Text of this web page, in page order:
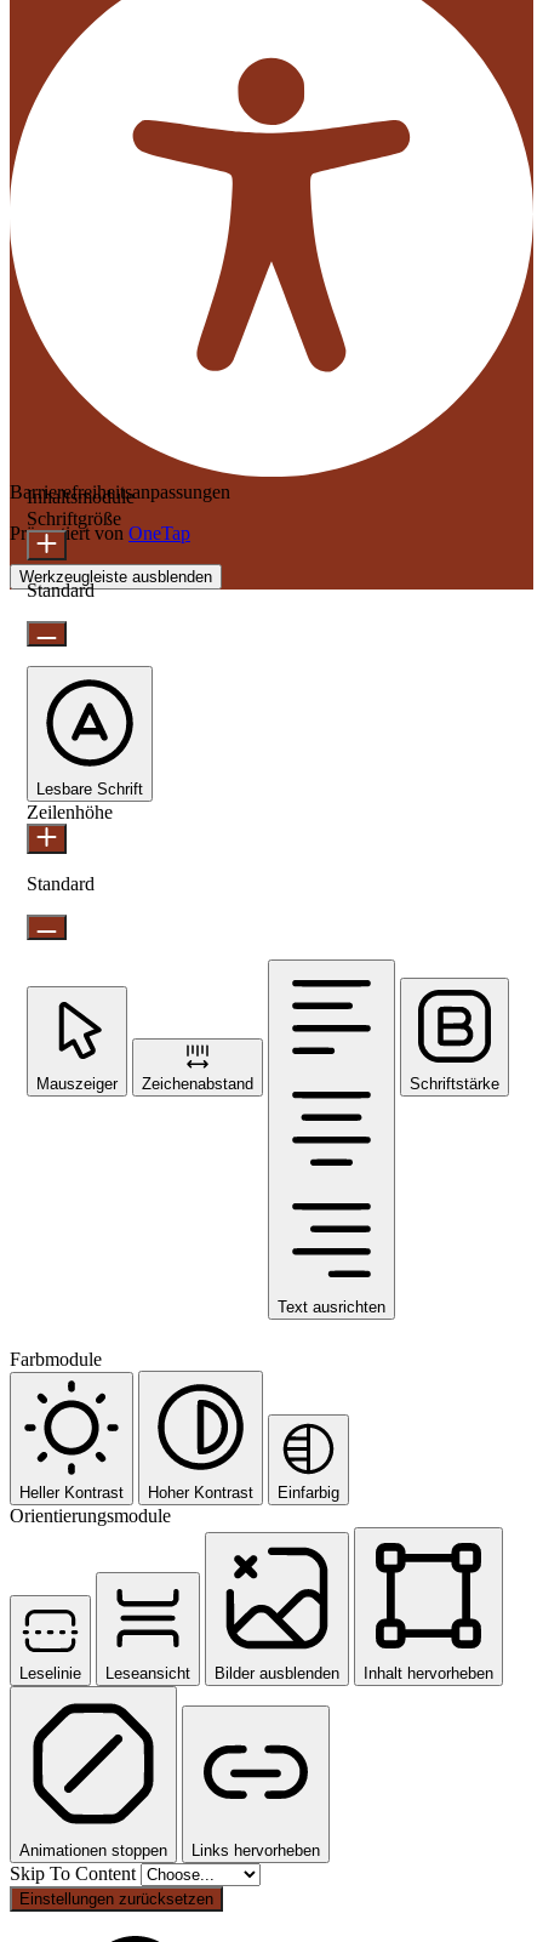
Barrierefreiheitsanpassungen
Präsentiert von OneTap
Werkzeugleiste ausblenden
Inhaltsmodule
Schriftgröße
Standard
Lesbare Schrift
Zeilenhöhe
Standard
Mauszeiger Zeichenabstand
Text ausrichten
Schriftstärke
Farbmodule
Heller Kontrast Hoher Kontrast Einfarbig
Orientierungsmodule
Leselinie Leseansicht Bilder ausblenden Inhalt hervorheben
Animationen stoppen Links hervorheben
Skip To Content
Einstellungen zurücksetzen